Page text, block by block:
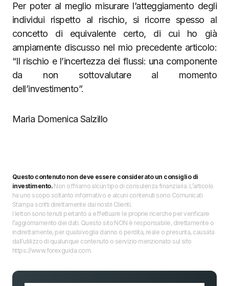
Per poter al meglio misurare l’atteggiamento degli
individui rispetto al rischio, si ricorre spesso al
concetto di equivalente certo, di cui ho già
ampiamente discusso nel mio precedente articolo:
“Il rischio e l’incertezza dei flussi: una componente
da non sottovalutare al momento
dell’investimento”.
Maria Domenica Salzillo
Questo contenuto non deve essere considerato un consiglio di
investimento.Non offriamo alcun tipo di consulenza finanziaria. L’articolo
ha uno scopo soltanto informativo e alcuni contenuti sono Comunicati
Stampa scritti direttamente dai nostri Clienti.
I lettori sono tenuti pertanto a effettuare le proprie ricerche per verificare
l’aggiornamento dei dati. Questo sito NON è responsabile, direttamente o
indirettamente, per qualsivoglia danno o perdita, reale o presunta, causata
dall'utilizzo di qualunque contenuto o servizio menzionato sul sito
https://www.forexguida.com.